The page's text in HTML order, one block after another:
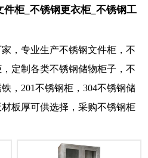
柜_不锈钢更衣柜_不锈钢工
，专业生产不锈钢文件柜，不
定制各类不锈钢储物柜子，不
，201不锈钢柜，304不锈钢储
板厚可供选择，采购不锈钢柜